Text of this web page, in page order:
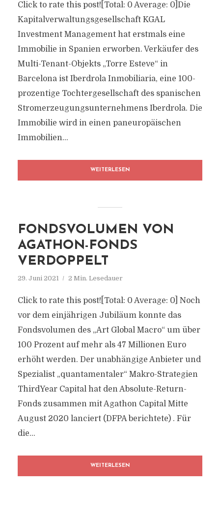
Click to rate this post![Total: 0 Average: 0]Die
Kapitalverwaltungsgesellschaft KGAL
Investment Management hat erstmals eine
Immobilie in Spanien erworben. Verkäufer des
Multi-Tenant-Objekts „Torre Esteve“ in
Barcelona ist Iberdrola Inmobiliaria, eine 100-
prozentige Tochtergesellschaft des spanischen
Stromerzeugungsunternehmens Iberdrola. Die
Immobilie wird in einen paneuropäischen
Immobilien...
WEITERLESEN
FONDSVOLUMEN VON
AGATHON-FONDS
VERDOPPELT
29. Juni 2021 2 Min. Lesedauer
Click to rate this post![Total: 0 Average: 0] Noch
vor dem einjährigen Jubiläum konnte das
Fondsvolumen des „Art Global Macro“ um über
100 Prozent auf mehr als 47 Millionen Euro
erhöht werden. Der unabhängige Anbieter und
Spezialist „quantamentaler“ Makro-Strategien
ThirdYear Capital hat den Absolute-Return-
Fonds zusammen mit Agathon Capital Mitte
August 2020 lanciert (DFPA berichtete) . Für
die...
WEITERLESEN